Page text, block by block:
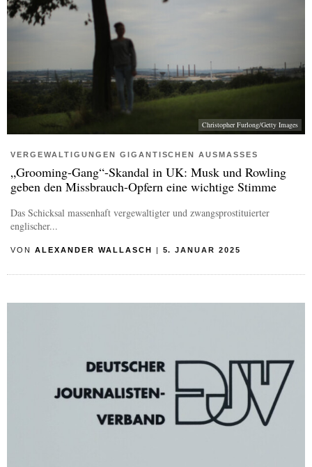
Christopher Furlong/Getty Images
VERGEWALTIGUNGEN GIGANTISCHEN AUSMASSES
„Grooming-Gang“-Skandal in UK: Musk und Rowling
geben den Missbrauch-Opfern eine wichtige Stimme
Das Schicksal massenhaft vergewaltigter und zwangsprostituierter
englischer...
VON ALEXANDER WALLASCH 5. JANUAR 2025